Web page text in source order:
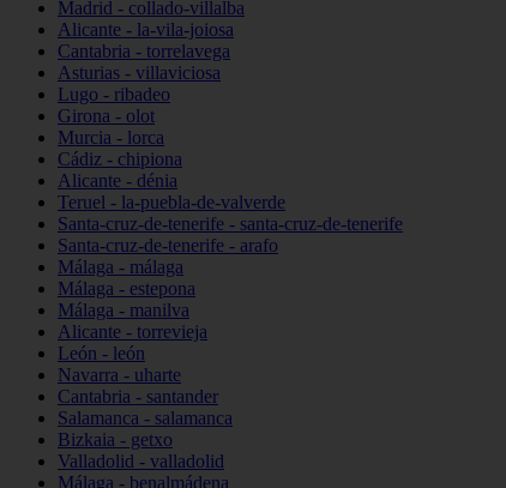
Madrid - collado-villalba
Alicante - la-vila-joiosa
Cantabria - torrelavega
Asturias - villaviciosa
Lugo - ribadeo
Girona - olot
Murcia - lorca
Cádiz - chipiona
Alicante - dénia
Teruel - la-puebla-de-valverde
Santa-cruz-de-tenerife - santa-cruz-de-tenerife
Santa-cruz-de-tenerife - arafo
Málaga - málaga
Málaga - estepona
Málaga - manilva
Alicante - torrevieja
León - león
Navarra - uharte
Cantabria - santander
Salamanca - salamanca
Bizkaia - getxo
Valladolid - valladolid
Málaga - benalmádena